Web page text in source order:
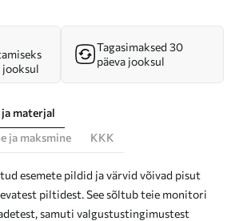
jooksul
Tagasimaksed 30
päeva jooksul
materjal
ja maksmine
KKK
esemete pildid ja värvid võivad pisut
piltidest. See sõltub teie monitori
samuti valgustustingimustest